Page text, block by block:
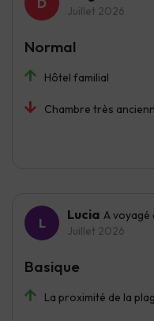
Juillet 2026
Hôtel familial
Chambre très
Normal
Lucia A voyagé
Juillet 2026
La proximité de la
Basique